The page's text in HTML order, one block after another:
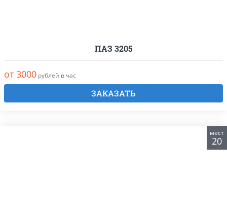
ПАЗ 3205
от 3000 рублей в час
ЗАКАЗАТЬ
мест
20